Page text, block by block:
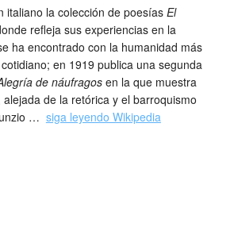
italiano la colección de poesías El
refleja sus experiencias en la
ha encontrado con la humanidad más
en 1919 publica una segunda
de náufragosen la que muestra
de la retórica y el barroquismo
… siga leyendo Wikipedia